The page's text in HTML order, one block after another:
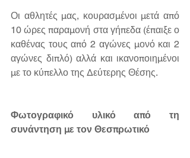
Οι αθλητές μας, κουρασμένοι μετά από
10 ώρες παραμονή στα γήπεδα (έπαιξε ο
καθένας τους από 2 αγώνες μονό και 2
αγώνες διπλό) αλλά και ικανοποιημένοι
με το κύπελλο της Δεύτερης Θέσης.
Φωτογραφικό υλικό από τη
συνάντηση με τον Θεσπρωτικό